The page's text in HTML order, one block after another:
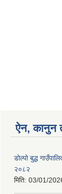
ऐन, कानुन
डोल्पो बुद्ध
२०८२
मिति: 03/01/